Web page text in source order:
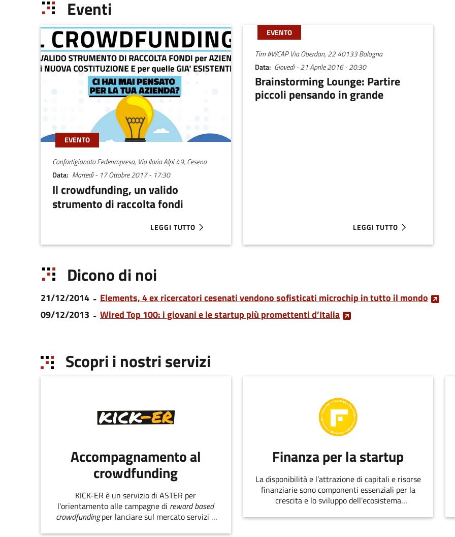
Eventi
EVENTO
Confartigianato Federimpresa, Via Ilaria Alpi 49, Cesena
Data Martedì - 17 Ottobre 2017 - 17:30
Il crowdfunding, un valido
strumento di raccolta fondi
LEGGI TUTTO
ABOUT IL CROWDFUNDING, UN VALIDO STRUMENTO DI RACCOLTA FONDI
EVENTO
Tim #WCAP Via Oberdan, 22 40133 Bologna
Data Giovedì - 21 Aprile 2016 - 20:30
Brainstorming Lounge: Partire
piccoli pensando in grande
LEGGI TUTTO
ABOUT BRAINSTORMING
Dicono di noi
21/12/2014
Elements, 4 ex ricercatori cesenati vendono sofisticati microchip in tutto il mondo
09/12/2013
Wired Top 100: i giovani e le startup più promettenti d’Italia
Scopri i nostri servizi
Accompagnamento al
crowdfunding
KICK-ER è un servizio di ASTER per
l'orientamento alle campagne di reward based
crowdfundingper lanciare sul mercato servizi e
Finanza per la startup
La disponibilità e l’attrazione di capitali e risorse
finanziarie sono componenti essenziali per la
crescita e lo sviluppo dell’ecosistema